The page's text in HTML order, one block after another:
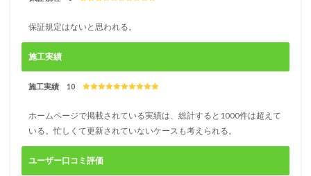
保証規定はないと思われる。
施工実績
施工実績 10
ホームページで掲載されている実績は、総計すると1000件は超えて
いる。忙しくて更新されていないケースも考えられる。
ユーザー口コミ評価